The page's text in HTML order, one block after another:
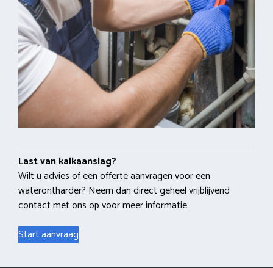
Last van kalkaanslag?
Wilt u advies of een offerte aanvragen voor een
waterontharder? Neem dan direct geheel vrijblijvend
contact met ons op voor meer informatie.
Start aanvraag